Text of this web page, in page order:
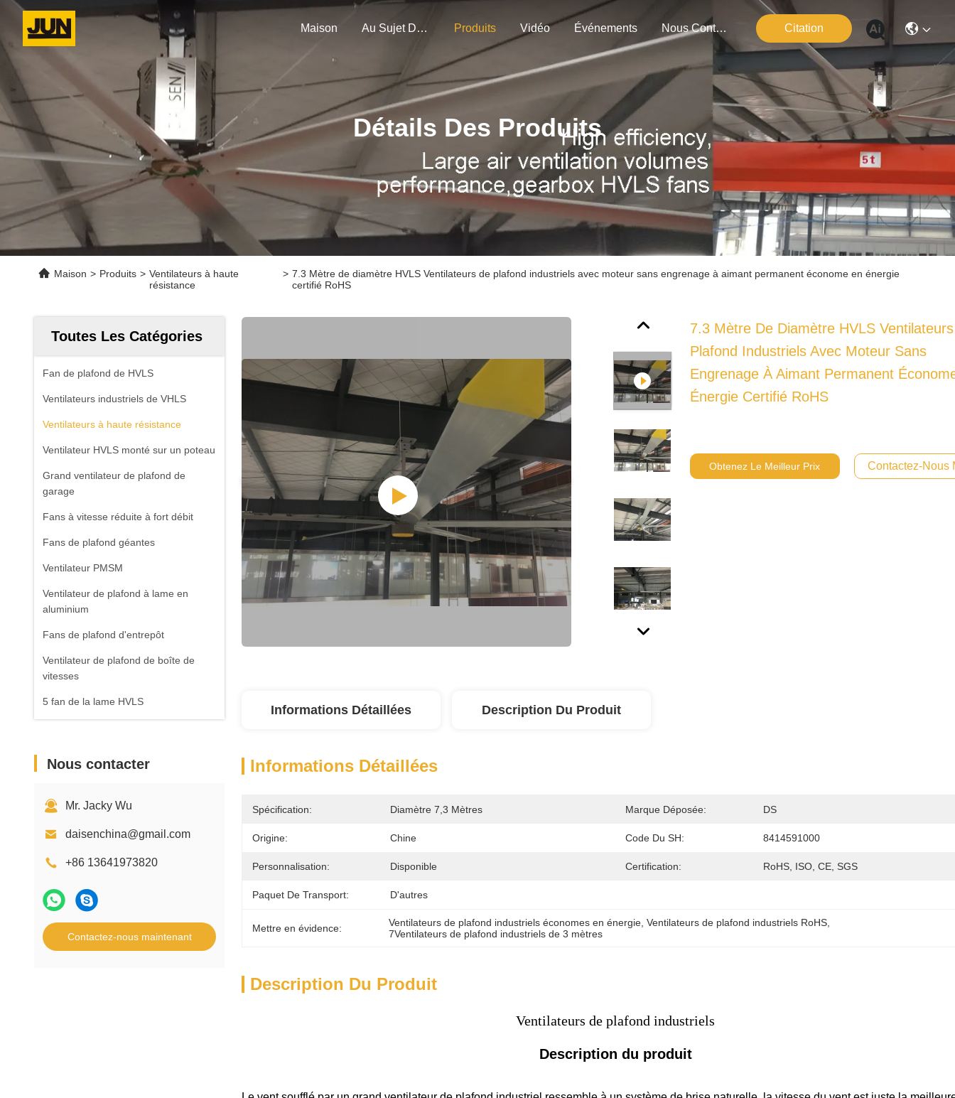
Maison Au Sujet De Nous Produits Vidéo Événements Nous Contacter Citation
Détails Des Produits
Maison > Produits > Ventilateurs à haute
résistance
> 7.3 Mètre de diamètre HVLS Ventilateurs de plafond industriels avec moteur sans engrenage à aimant permanent économe en énergie
certifié RoHS
Toutes Les Catégories
Fan de plafond de HVLS
Ventilateurs industriels de VHLS
Ventilateurs à haute résistance
Ventilateur HVLS monté sur un poteau
Grand ventilateur de plafond de
garage
Fans à vitesse réduite à fort débit
Fans de plafond géantes
Ventilateur PMSM
Ventilateur de plafond à lame en
aluminium
Fans de plafond d'entrepôt
Ventilateur de plafond de boîte de
vitesses
5 fan de la lame HVLS
Nous contacter
Mr. Jacky Wu
daisenchina@gmail.com
+86 13641973820
Contactez-nous maintenant
7.3 Mètre De Diamètre HVLS
Plafond Industriels Avec Moteur Sans
Engrenage À Aimant Permanent
Énergie Certifié RoHS
Obtenez Le Meilleur Prix Contactez-Nous
Informations Détaillées Description Du Produit
Informations Détaillées
Spécification: Diamètre 7,3 Mètres Marque Déposée: DS
Origine: Chine Code Du SH: 8414591000
Personnalisation: Disponible Certification: RoHS, ISO, CE, SGS
Paquet De Transport: D'autres
Mettre en évidence: Ventilateurs de plafond industriels économes en énergie Ventilateurs de plafond industriels RoHS
7Ventilateurs de plafond industriels de 3 mètres
Description Du Produit
Ventilateurs de plafond industriels
Description du produit